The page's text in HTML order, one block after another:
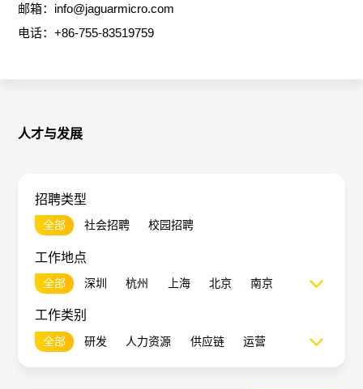
CEO介绍
English
邮箱：info@jaguarmicro.com
电话：+86-755-83519759
人才与发展
招聘类型
全部 社会招聘 校园招聘
工作地点
全部 深圳 杭州 上海 北京
南京
西安
成都
工作类别
全部 研发 人力资源 供应链
运营